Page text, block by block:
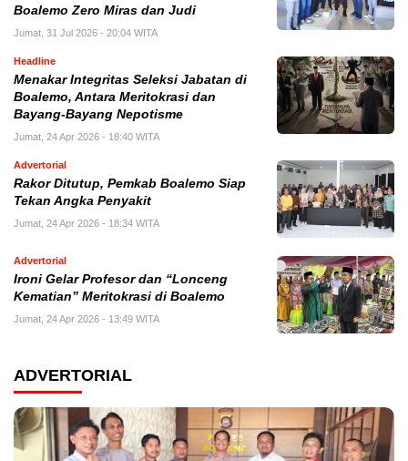
Boalemo Zero Miras dan Judi
Jumat, 31 Jul 2026 - 20:04 WITA
Headline
Menakar Integritas Seleksi Jabatan di
Boalemo, Antara Meritokrasi dan
Bayang-Bayang Nepotisme
Jumat, 24 Apr 2026 - 18:40 WITA
Advertorial
Rakor Ditutup, Pemkab Boalemo Siap
Tekan Angka Penyakit
Jumat, 24 Apr 2026 - 18:34 WITA
Advertorial
Ironi Gelar Profesor dan “Lonceng
Kematian” Meritokrasi di Boalemo
Jumat, 24 Apr 2026 - 13:49 WITA
ADVERTORIAL